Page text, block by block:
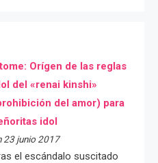
Orígen de las reglas
del «renai kinshi»
del amor) para
idol
23 junio 2017
el escándalo suscitado